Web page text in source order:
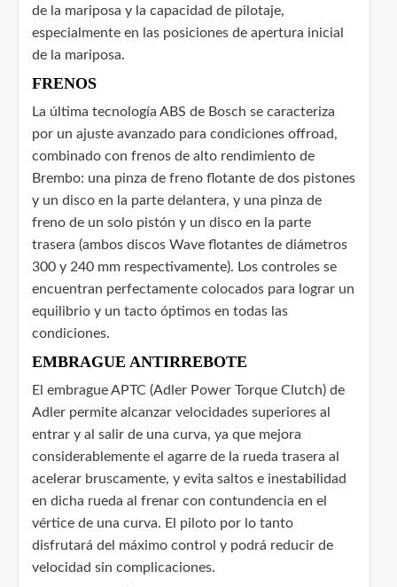
de la mariposa y la capacidad de pilotaje,
especialmente en las posiciones de apertura inicial
de la mariposa.
FRENOS
La última tecnología ABS de Bosch se caracteriza
por un ajuste avanzado para condiciones offroad,
combinado con frenos de alto rendimiento de
Brembo: una pinza de freno flotante de dos pistones
y un disco en la parte delantera, y una pinza de
freno de un solo pistón y un disco en la parte
trasera (ambos discos Wave flotantes de diámetros
300 y 240 mm respectivamente). Los controles se
encuentran perfectamente colocados para lograr un
equilibrio y un tacto óptimos en todas las
condiciones.
EMBRAGUE ANTIRREBOTE
El embrague APTC (Adler Power Torque Clutch) de
Adler permite alcanzar velocidades superiores al
entrar y al salir de una curva, ya que mejora
considerablemente el agarre de la rueda trasera al
acelerar bruscamente, y evita saltos e inestabilidad
en dicha rueda al frenar con contundencia en el
vértice de una curva. El piloto por lo tanto
disfrutará del máximo control y podrá reducir de
velocidad sin complicaciones.